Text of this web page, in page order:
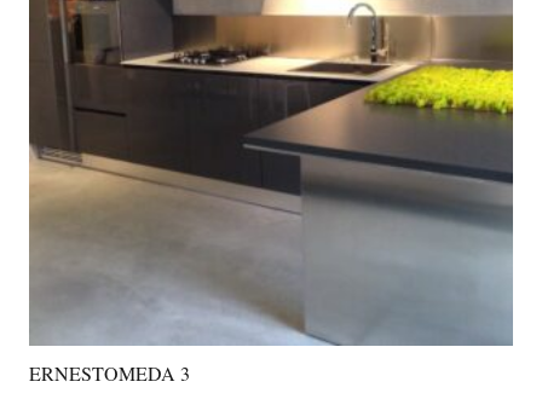
ERNESTOMEDA 3